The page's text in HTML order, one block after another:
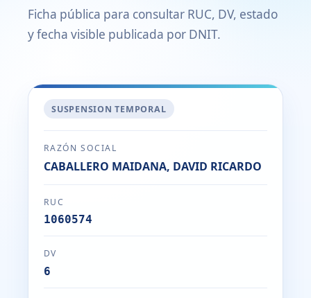
Ficha pública para consultar RUC, DV, estado
y fecha visible publicada por DNIT.
SUSPENSION TEMPORAL
RAZÓN SOCIAL
CABALLERO MAIDANA, DAVID RICARDO
RUC
1060574
DV
6